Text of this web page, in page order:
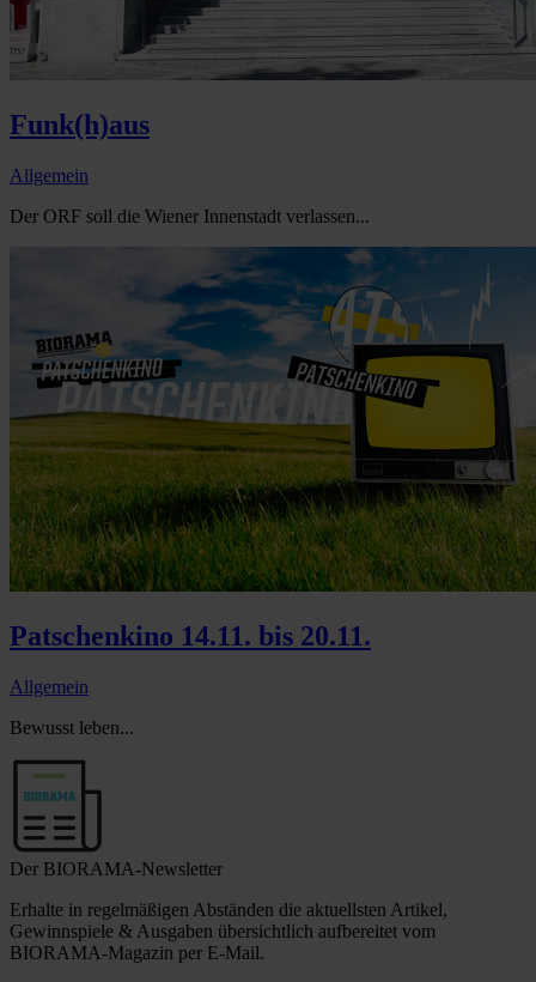
Funk(h)aus
Allgemein
Der ORF soll die Wiener Innenstadt verlassen...
Patschenkino 14.11. bis 20.11.
Allgemein
Bewusst leben...
Der BIORAMA-Newsletter
Erhalte in regelmäßigen Abständen die aktuellsten Artikel,
Gewinnspiele & Ausgaben übersichtlich aufbereitet vom
BIORAMA-Magazin per E-Mail.